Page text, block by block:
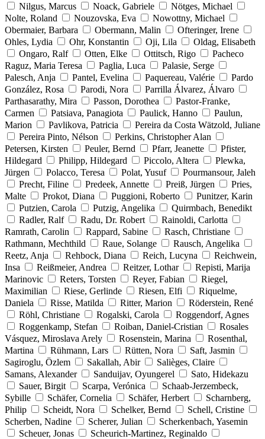
Nilgus, Marcus
Noack, Gabriele
Nötges, Michael
Nolte, Roland
Nouzovska, Eva
Nowottny, Michael
Obermaier, Barbara
Obermann, Malin
Ofteringer, Irene
Ohles, Lydia
Ohr, Konstantin Oji, Lila
Oldag, Elisabeth
Ongaro, Ralf
Otten, Elke Ottitsch, Rigo
Pacheco
Raguz, Maria Teresa
Paglia, Luca
Palasie, Serge
Palesch, Anja
Pantel, Evelina Paquereau, Valérie
Pardo
González, Rosa
Parodi, Nora
Parrilla Álvarez, Álvaro
Parthasarathy, Mira
Passon, Dorothea
Pastor-Franke,
Carmen
Patsiava, Panagiota Paulick, Hanno
Paulun,
Marion
Pavlikova, Patricia
Pereira da Costa Wätzold, Juliane
Pereira Pinto, Nélson
Perkins, Christopher Alan
Petersen, Kirsten
Peuler, Bernd Pfarr, Jeanette
Pfister,
Hildegard
Philipp, Hildegard Piccolo, Altera
Plewka,
Jürgen
Polacco, Teresa Polat, Yusuf
Pourmansour, Jaleh
Precht, Filine
Predeek, Annette Preiß, Jürgen
Pries,
Malte
Prokot, Diana Puggioni, Roberto
Punitzer, Karin
Putzien, Carola
Putzig, Angelika
Quirmbach, Benedikt
Radler, Ralf
Radu, Dr. Robert
Rainoldi, Carlotta
Ramrath, Carolin
Rappard, Sabine
Rasch, Christiane
Rathmann, Mechthild
Raue, Solange
Rausch, Angelika
Reetz, Anja
Rehbock, Diana Reich, Lucyna
Reichwein,
Insa
Reißmeier, Andrea Reitzer, Lothar
Repisti, Marija
Marinovic
Reters, Torsten Reyer, Fabian
Riegel,
Maximilian
Riese, Gerlinde Riesen, Elfi
Riquelme,
Daniela
Risse, Matilda Ritter, Marion
Röderstein, René
Röhl, Christiane
Rogalski, Carola
Roggendorf, Agnes
Roggenkamp, Stefan
Roiban, Daniel-Cristian
Rosales
Vásquez, Miroslava Arely
Rosenstein, Marina
Rosenthal,
Martina
Rühmann, Lars Rütten, Nora
Saft, Jasmin
Sagiroglu, Özlem
Sakallah, Abir
Salièges, Claire
Samans, Alexander
Sanduijav, Oyungerel
Sato, Hidekazu
Sauer, Birgit
Scarpa, Verónica
Schaab-Jerzembeck,
Sybille
Schäfer, Cornelia Schäfer, Herbert
Scharnberg,
Philip
Scheidt, Nora Schelker, Bernd
Schell, Cristine
Scherben, Nadine
Scherer, Julian
Scherkenbach, Yasemin
Scheuer, Jonas
Scheurich-Martinez, Reginaldo